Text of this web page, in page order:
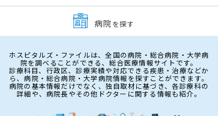
病院 を探す
ホスピタルズ・ファイルは、全国の病院・総合病院・大学病
院を調べることができる、総合医療情報サイトです。
診療科目、行政区、診療実績や対応できる疾患・治療などか
ら、病院・総合病院・大学病院情報を探すことができます。
病院の基本情報だけでなく、独自取材に基づき、各診療科の
詳細や、病院長やその他ドクターに関する情報も紹介。